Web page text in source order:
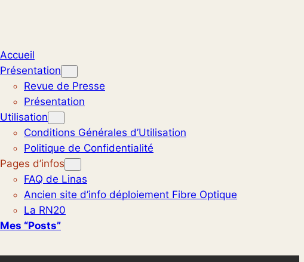
Accueil
Présentation
Revue de Presse
Présentation
Utilisation
Conditions Générales d’Utilisation
Politique de Confidentialité
Pages d’infos
FAQ de Linas
Ancien site d’info déploiement Fibre Optique
La RN20
Mes “posts”